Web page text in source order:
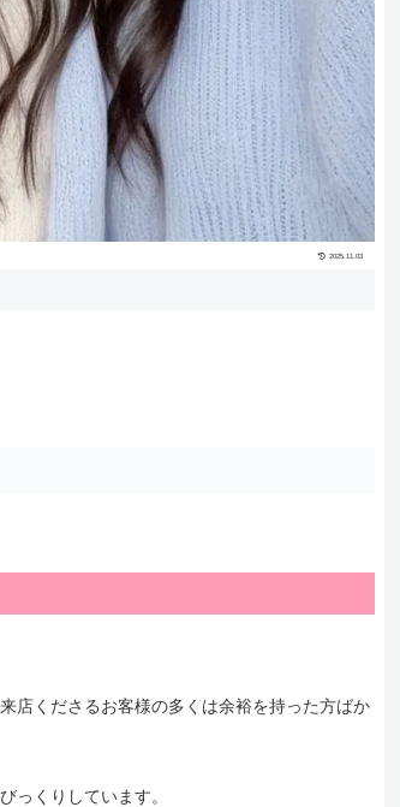
2025.11.03
店くださるお客様の多くは余裕を持った方ばか
っくりしています。